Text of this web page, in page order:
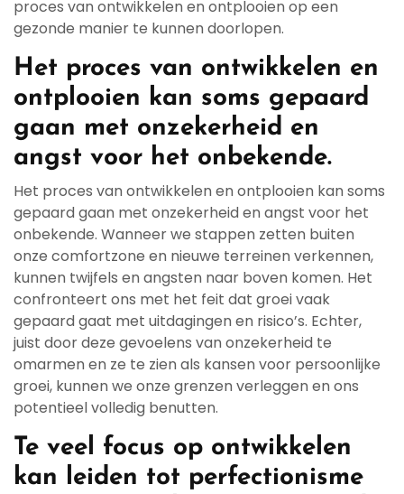
proces van ontwikkelen en ontplooien op een
gezonde manier te kunnen doorlopen.
Het proces van ontwikkelen en
ontplooien kan soms gepaard
gaan met onzekerheid en
angst voor het onbekende.
Het proces van ontwikkelen en ontplooien kan soms
gepaard gaan met onzekerheid en angst voor het
onbekende. Wanneer we stappen zetten buiten
onze comfortzone en nieuwe terreinen verkennen,
kunnen twijfels en angsten naar boven komen. Het
confronteert ons met het feit dat groei vaak
gepaard gaat met uitdagingen en risico’s. Echter,
juist door deze gevoelens van onzekerheid te
omarmen en ze te zien als kansen voor persoonlijke
groei, kunnen we onze grenzen verleggen en ons
potentieel volledig benutten.
Te veel focus op ontwikkelen
kan leiden tot perfectionisme